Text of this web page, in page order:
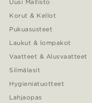
Uusi Mallisto
Korut & Kellot
Pukuasusteet
Laukut & lompakot
Vaatteet & Alusvaatteet
Silmälasit
Hygieniatuotteet
Lahjaopas